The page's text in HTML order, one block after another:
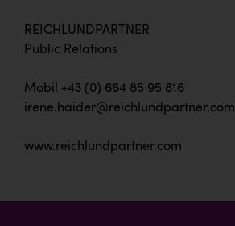
REICHLUNDPARTNER
Public Relations
Mobil +43 (0) 664 85 95 816
irene.haider@reichlundpartner.com
www.reichlundpartner.com